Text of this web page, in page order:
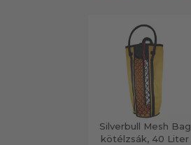
Silverbull Mesh Bag
kötélzsák, 40 Liter